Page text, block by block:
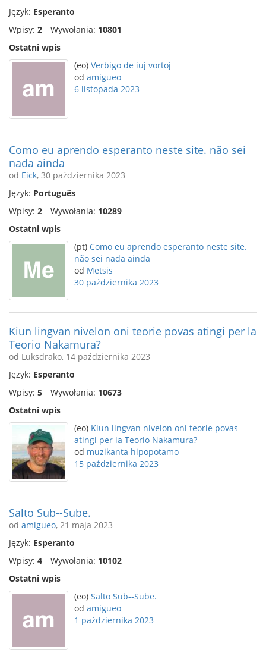
Język: Esperanto
Wpisy: 2 Wywołania: 10801
Ostatni wpis
(eo) Verbigo de iuj vortoj
od amigueo
6 listopada 2023
Como eu aprendo esperanto neste site. não sei
nada ainda
od Eick, 30 października 2023
Język: Português
Wpisy: 2 Wywołania: 10289
Ostatni wpis
(pt) Como eu aprendo esperanto neste site.
não sei nada ainda
od Metsis
30 października 2023
Kiun lingvan nivelon oni teorie povas atingi per la
Teorio Nakamura?
od Luksdrako, 14 października 2023
Język: Esperanto
Wpisy: 5 Wywołania: 10673
Ostatni wpis
(eo) Kiun lingvan nivelon oni teorie povas
atingi per la Teorio Nakamura?
od muzikanta hipopotamo
15 października 2023
Salto Sub--Sube.
od amigueo, 21 maja 2023
Język: Esperanto
Wpisy: 4 Wywołania: 10102
Ostatni wpis
(eo) Salto Sub--Sube.
od amigueo
1 października 2023